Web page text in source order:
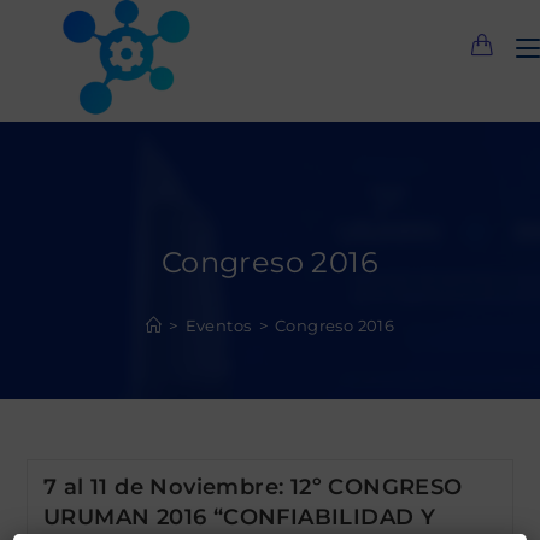
Congreso 2016
> Eventos > Congreso 2016
7 al 11 de Noviembre: 12º CONGRESO
URUMAN 2016 “CONFIABILIDAD Y